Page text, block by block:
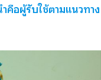
คือผู้รับใช้ตามแนวทาง